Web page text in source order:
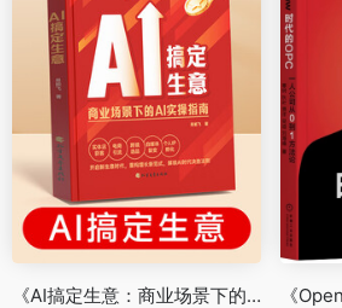
《AI搞定生意：商业场景下的AI实操指南》